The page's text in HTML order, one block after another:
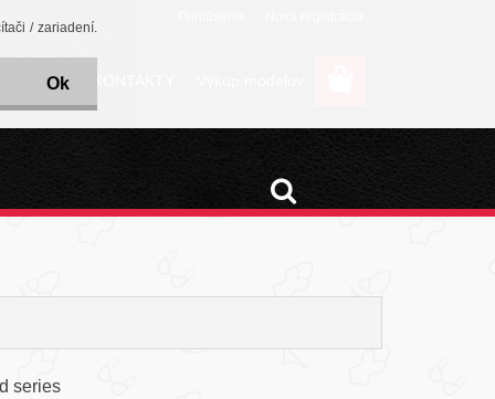
/ zariadení.
Ok
PLATBA
series